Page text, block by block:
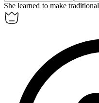
She learned to make traditional